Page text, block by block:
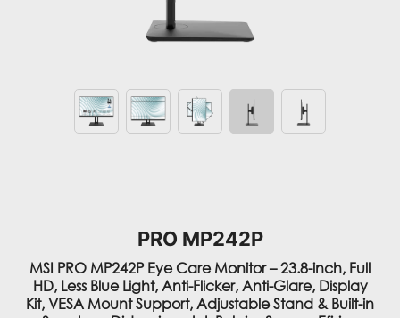
Kit, VESA Mount Support, Adjustable Stand & Built-in
Speakers, Didesain untuk Belajar Secara Efisien
Dirumah.
TÜV certification display melindungi dan menjaga
mata Anda tetap sehat